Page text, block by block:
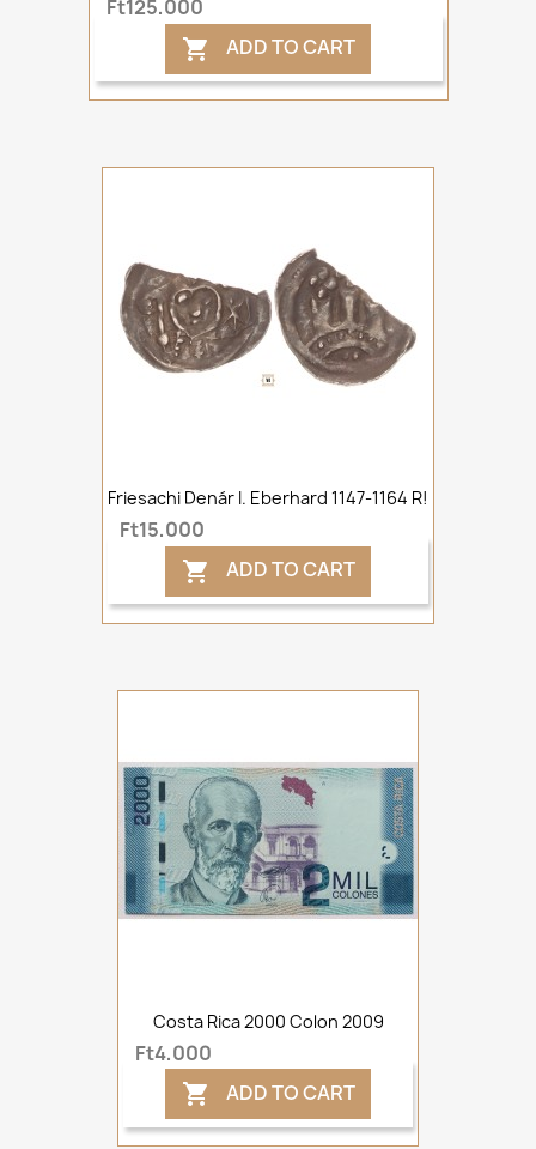
Ft125,000
 ADD TO CART
Friesachi Denár I. Eberhard 1147-1164 R!
Ft15,000
 ADD TO CART
Costa Rica 2000 Colon 2009
Ft4,000
 ADD TO CART